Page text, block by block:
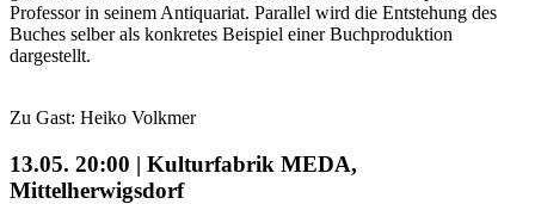
Professor in seinem Antiquariat. Parallel wird die Entstehung des
Buches selber als konkretes Beispiel einer Buchproduktion
dargestellt.
Zu Gast: Heiko Volkmer
13.05. 20:00 | Kulturfabrik MEDA,
Mittelherwigsdorf